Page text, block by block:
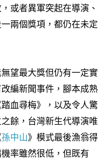
或者異軍突起在導演、
兩個獎項，都仍在未定
望最大獎但仍有一定實
編新聞事件，腳本成熟
血尋梅》，以及令人驚
餘，台灣新生代導演唯
孫中山》模式最後漁翁得
率雖然很低，但既有